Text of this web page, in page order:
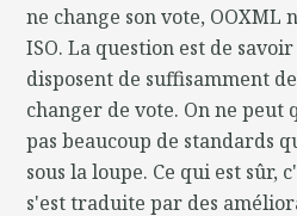
ne change son vote, OOXML
ISO. La question est de
disposent de suffisamment
changer de vote. On ne peut
pas beaucoup de standards
sous la loupe. Ce qui est sûr,
s'est traduite par des